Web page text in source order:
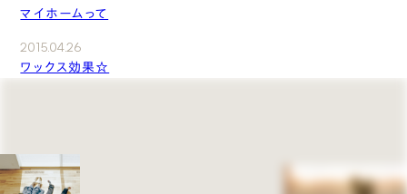
マイホームって
2015.04.26
ワックス効果☆